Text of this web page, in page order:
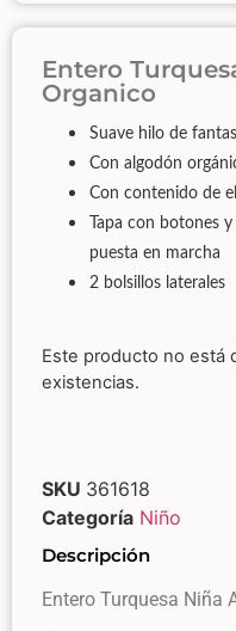
Entero
Organico
Suave hilo de
Con algodón
Con contenido de
Tapa con botones
puesta en marcha
2 bolsillos laterales
Este producto no está
existencias.
SKU 361618
Categoría Niño
Descripción
Entero Turquesa Niña